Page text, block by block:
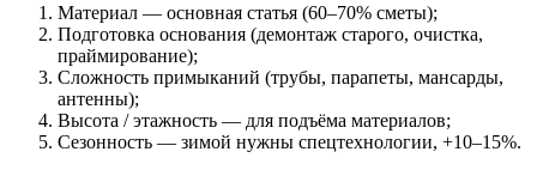
Материал — основная статья (60–70% сметы);
Подготовка основания (демонтаж старого, очистка,
праймирование);
Сложность примыканий (трубы, парапеты, мансарды,
антенны);
Высота / этажность — для подъёма материалов;
Сезонность — зимой нужны спецтехнологии, +10–15%.